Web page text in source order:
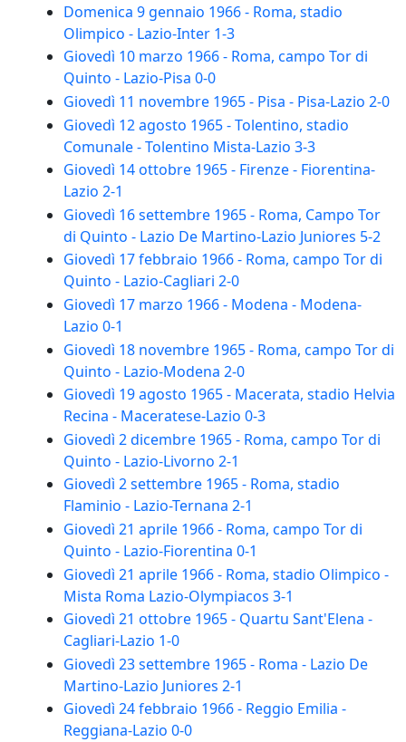
Domenica 9 gennaio 1966 - Roma, stadio
Olimpico - Lazio-Inter 1-3
Giovedì 10 marzo 1966 - Roma, campo Tor di
Quinto - Lazio-Pisa 0-0
Giovedì 11 novembre 1965 - Pisa - Pisa-Lazio 2-0
Giovedì 12 agosto 1965 - Tolentino, stadio
Comunale - Tolentino Mista-Lazio 3-3
Giovedì 14 ottobre 1965 - Firenze - Fiorentina-
Lazio 2-1
Giovedì 16 settembre 1965 - Roma, Campo Tor
di Quinto - Lazio De Martino-Lazio Juniores 5-2
Giovedì 17 febbraio 1966 - Roma, campo Tor di
Quinto - Lazio-Cagliari 2-0
Giovedì 17 marzo 1966 - Modena - Modena-
Lazio 0-1
Giovedì 18 novembre 1965 - Roma, campo Tor di
Quinto - Lazio-Modena 2-0
Giovedì 19 agosto 1965 - Macerata, stadio Helvia
Recina - Maceratese-Lazio 0-3
Giovedì 2 dicembre 1965 - Roma, campo Tor di
Quinto - Lazio-Livorno 2-1
Giovedì 2 settembre 1965 - Roma, stadio
Flaminio - Lazio-Ternana 2-1
Giovedì 21 aprile 1966 - Roma, campo Tor di
Quinto - Lazio-Fiorentina 0-1
Giovedì 21 aprile 1966 - Roma, stadio Olimpico -
Mista Roma Lazio-Olympiacos 3-1
Giovedì 21 ottobre 1965 - Quartu Sant'Elena -
Cagliari-Lazio 1-0
Giovedì 23 settembre 1965 - Roma - Lazio De
Martino-Lazio Juniores 2-1
Giovedì 24 febbraio 1966 - Reggio Emilia -
Reggiana-Lazio 0-0